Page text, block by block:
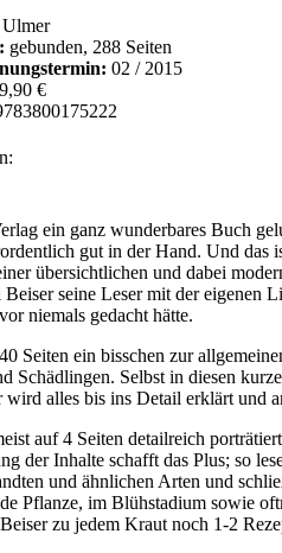
Ulmer
gebunden, 288 Seiten
02 / 2015
€
ein ganz wunderbares Buch
gut in der Hand. Und
übersichtlichen und dabei
seine Leser mit der eigenen
niemals gedacht hätte.
Seiten ein bisschen zur
Selbst in diesen
alles bis ins Detail erklärt und
auf 4 Seiten detailreich
der Inhalte schafft das Plus; so
und ähnlichen Arten und
Pflanze, im Blühstadium sowie
zu jedem Kraut noch 1-2